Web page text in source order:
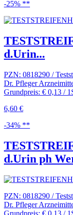
-25% **
d.Urin...
PZN: 0818290 /
Dr. Pfleger
Grundpreis: € 0,13 /
6,60 €
-34% **
d.Urin ph
PZN: 0818290 /
Dr. Pfleger
Grundpreis: € 0,13 /